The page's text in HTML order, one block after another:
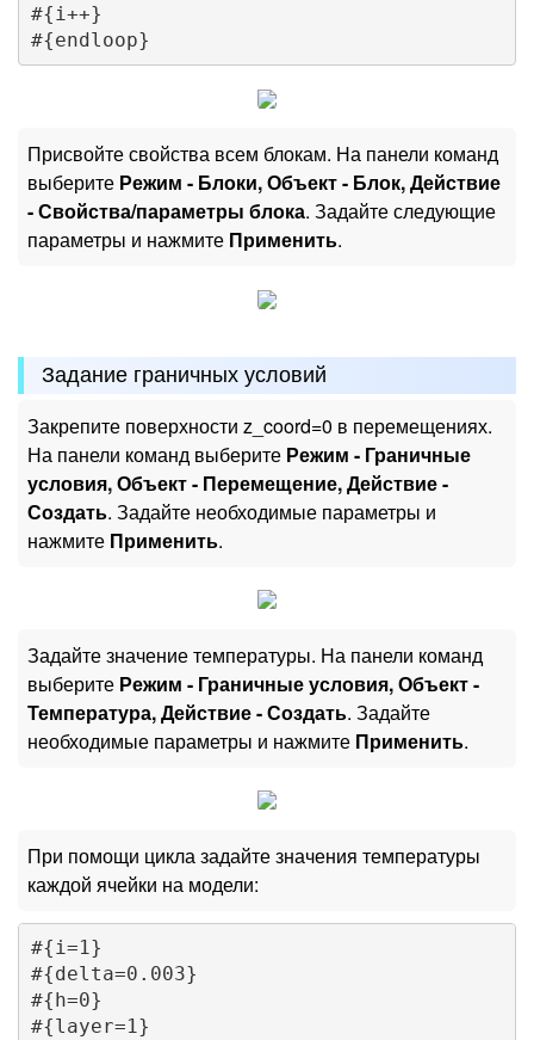
#{i++}
Присвойте свойства всем блокам. На панели команд
выберите Режим - Блоки, Объект - Блок, Действие
- Свойства/параметры блока. Задайте следующие
параметры и нажмите Применить.
Задание граничных условий
Закрепите поверхности z_coord=0 в перемещениях.
На панели команд выберите Режим - Граничные
условия, Объект - Перемещение, Действие -
Создать. Задайте необходимые параметры и
нажмите Применить.
Задайте значение температуры. На панели команд
выберите Режим - Граничные условия, Объект -
Температура, Действие - Создать. Задайте
необходимые параметры и нажмите Применить.
При помощи цикла задайте значения температуры
каждой ячейки на модели:
#{i=1}
#{delta=0.003}
#{h=0}
#{layer=1}